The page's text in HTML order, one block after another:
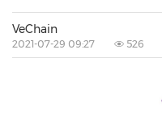
VeChain
2021-07-29 09:27 526